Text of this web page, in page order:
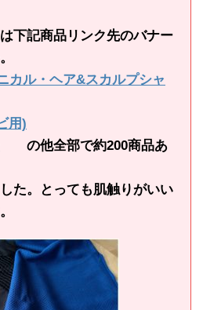
下記商品リンク先のバナー
カル・ヘア&スカルプシャ
用)
の他全部で約200商品あ
た。とっても肌触りがいい